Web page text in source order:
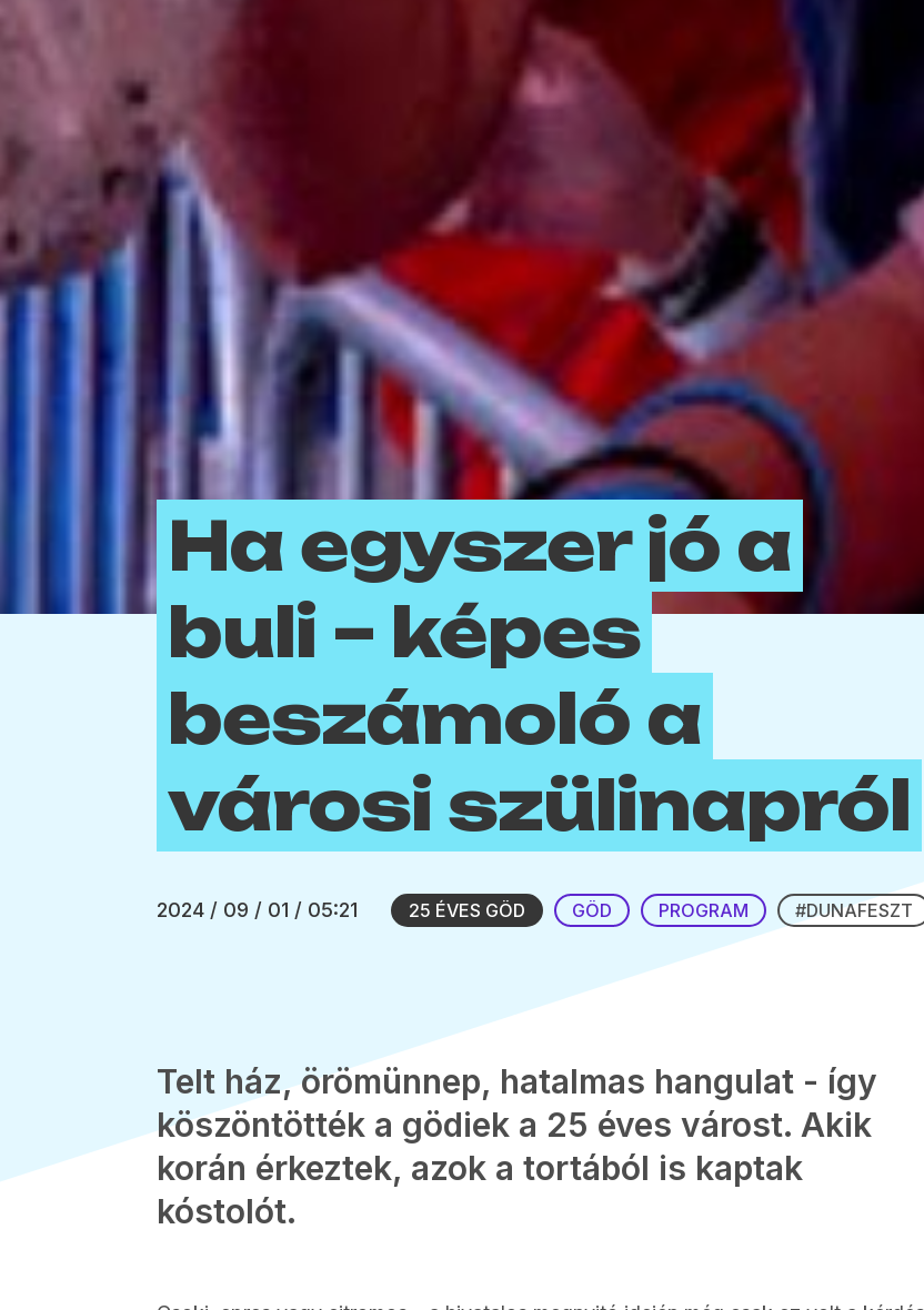
Ha egyszer jó a
buli – képes
beszámoló a
városi szülinapról
2024 / 09 / 01 / 05:21 25 ÉVES GÖD GÖD PROGRAM #DUNAFESZT
Telt ház, örömünnep, hatalmas hangulat - így
köszöntötték a gödiek a 25 éves várost. Akik
korán érkeztek, azok a tortából is kaptak
kóstolót.